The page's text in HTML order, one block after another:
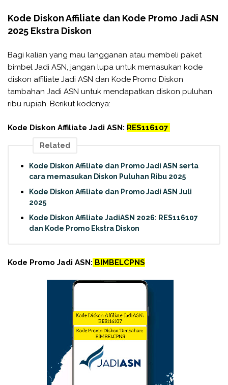
Kode Diskon Affiliate dan Kode Promo Jadi ASN
2025 Ekstra Diskon
Bagi kalian yang mau langganan atau membeli paket
bimbel Jadi ASN, jangan lupa untuk memasukan kode
diskon affiliate Jadi ASN dan Kode Promo Diskon
tambahan Jadi ASN untuk mendapatkan diskon puluhan
ribu rupiah. Berikut kodenya:
Kode Diskon Affiliate Jadi ASN: RES116107
Related
Kode Diskon Affiliate dan Promo Jadi ASN serta
cara memasukan Diskon Puluhan Ribu 2025
Kode Diskon Affiliate dan Promo Jadi ASN Juli
2025
Kode Diskon Affiliate JadiASN 2026: RES116107
dan Kode Promo Ekstra Diskon
Kode Promo Jadi ASN: BIMBELCPNS